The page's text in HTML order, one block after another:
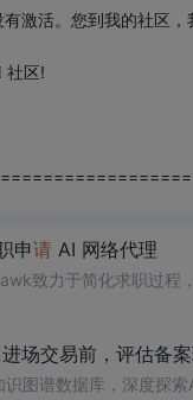
激活。您到我的社区，
社区!
申请AI 网络代理
致力于简化求职过程
场交易前，评估备
图谱数据库，深度探